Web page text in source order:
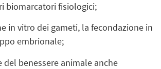
biomarcatori fisiologici;
in vitro dei gameti, la fecondazione in
embrionale;
del benessere animale anche